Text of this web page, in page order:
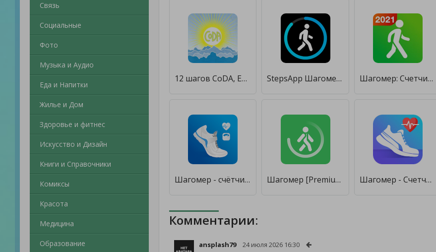
Связь
Социальные
Фото
Музыка и Аудио
Еда и Напитки
Жилье и Дом
Здоровье и фитнес
Искусство и Дизайн
Книги и Справочники
Комиксы
Красота
Медицина
Образование
12 шагов CoDA, Ежедневник КоДА [Premium] StepsApp Шагомер [Unlocked] Шагомер: Счетчик Шагов и Калорий [Unlocked]
Шагомер - счётчик шагов и калорий для здоровья [Полная версия] Шагомер [Premium] Шагомер - Счетчик шагов [Premium]
Комментарии:
ansplash79 24 июля 2026 16:30